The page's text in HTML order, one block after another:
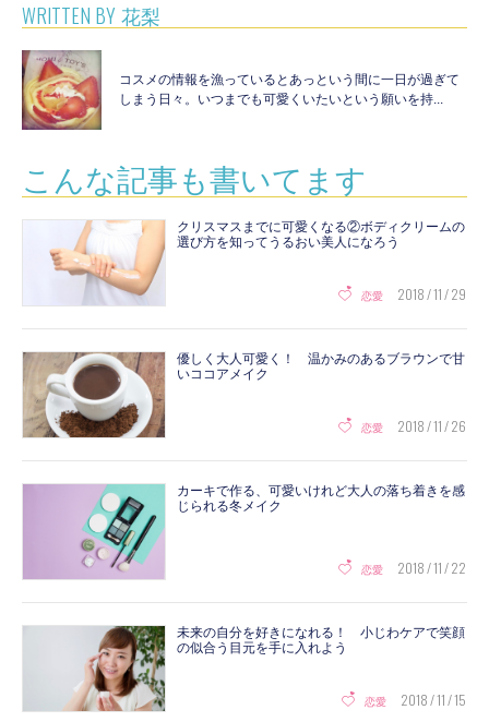
WRITTEN BY 花梨
コスメの情報を漁っているとあっという間に一日が過ぎて
しまう日々。いつまでも可愛くいたいという願いを持...
こんな記事も書いてます
クリスマスまでに可愛くなる②ボディクリームの
選び方を知ってうるおい美人になろう
恋愛 2018 / 11 / 29
優しく大人可愛く！ 温かみのあるブラウンで甘
いココアメイク
恋愛 2018 / 11 / 26
カーキで作る、可愛いけれど大人の落ち着きを感
じられる冬メイク
恋愛 2018 / 11 / 22
未来の自分を好きになれる！ 小じわケアで笑顔
の似合う目元を手に入れよう
恋愛 2018 / 11 / 15